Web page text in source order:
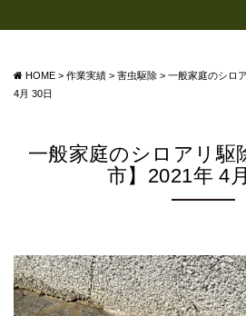
HOME > 作業実績 > 害虫駆除 > 一般家庭のシロ
4月 30日
一般家庭のシロアリ駆
市】2021年 4